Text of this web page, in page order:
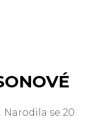
Narodila se 20.